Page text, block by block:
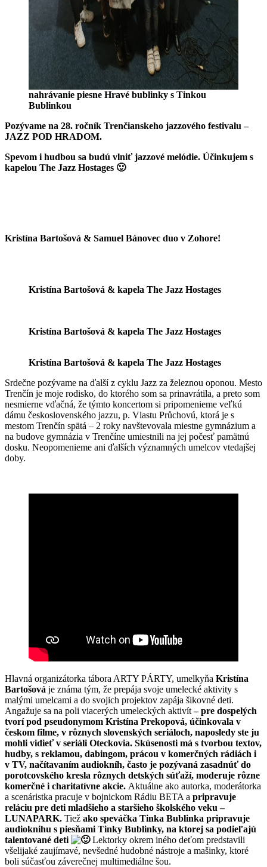
nahrávanie piesne Hravé bublinky s Tinkou
Bublinkou
Pozývame na 28. ročník Trenčianskeho jazzového festivalu –
JAZZ POD HRADOM.
Spevom i hudbou sa budú vlniť jazzové melódie. Účinkujem s
kapelou The Jazz Hostages 🙂
Kristína Bartošová & Samuel Bánovec duo v Zohore!
Kristína Bartošová & kapela The Jazz Hostages
Kristína Bartošová & kapela The Jazz Hostages
Kristína Bartošová & kapela The Jazz Hostages
Srdečne pozývame na ďalší z cyklu Jazz za železnou oponou. Mesto
Trenčín je moje rodisko, do ktorého som sa prinavrátila, a preto som
nesmierne vďačná, že týmto koncertom si pripomenieme veľkú
dámu československého jazzu, p. Vlastu Průchovú, ktorá je s
mestom Trenčín spätá – 2 roky navštevovala miestne gymnázium a
na budove gymnázia v Trenčíne umiestnili na jej počesť pamätnú
dosku. Neopomenieme ani ďalších významných umelcov vtedajšej
doby.
Hlavná organizátorka tábora ARTY PÁRTY, umelkyňa Kristína
Bartošová je známa tým, že prepája svoje umelecké aktivity s
malými umelcami a do svojich projektov zapája šikovné deti.
Angažuje sa na poli viacerých umeleckých aktivít– pre dospelých
tvorí pod pseudonymom Kristína Prekopová, účinkovala v
českom filme, v rôznych slovenských seriáloch, naposledy ste ju
mohli vidieť v seriáli Oteckovia. Skúsenosti má s tvorbou textov,
hudby, s reklamou, dabingom, prácou v komerčných rádiách i
v TV, načítavaním audiokníh, často je pozývaná zasadnúť do
porotcovského kresla rôznych detských súťaží, moderuje rôzne
komerčné i charitatívne akcie. Aktuálne ako autorka, moderátorka
a scenáristka pracuje v bojnickom Rádiu BETA a pripravuje
reláciu pre deti mladšieho a staršieho školského veku –
LUNAPARK. Tiež ako speváčka Tinka Bublinka pripravuje
audioknihu s piesňami Tinky Bublinky, na ktorej sa podieľajú
talentované deti
Lektorky okrem iného deťom predstavili
všelijaké zaujímavé, nevšedné hudobné nástroje a mašinky, ktoré
boli súčasťou záverečnej multimediálne šou.